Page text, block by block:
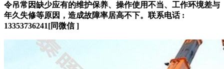
令吊常因缺少应有的维护保养、操作使用不当、工作环境差与
年久失修等原因，造成故障率居高不下。联系电话 :
13353736241[同微信 ]